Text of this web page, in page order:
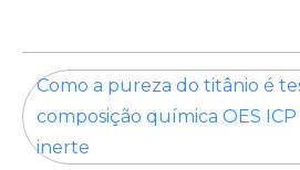
Como a pureza do titânio é
composição química OES
inerte